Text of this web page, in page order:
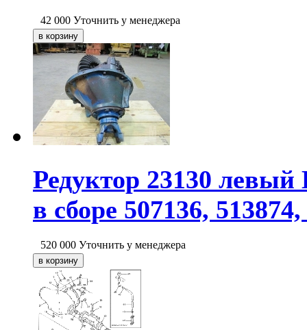
42 000 Уточнить у менеджера
Редуктор 23130
в сборе 507136,
520 000 Уточнить у менеджера